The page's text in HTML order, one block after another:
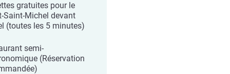
gratuites pour le
Saint-Michel devant
(toutes les 5 minutes)
semi-
(Réservation